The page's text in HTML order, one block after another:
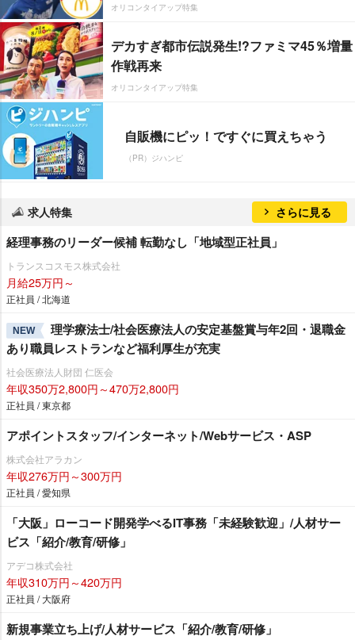
オリコンタイアップ特集
デカすぎ都市伝説発生!?ファミマ45％増量
作戦再来
オリコンタイアップ特集
自販機にピッ！ですぐに買えちゃう
（PR）ジハンピ
求人特集 さらに見る
経理事務のリーダー候補 転勤なし「地域型正社員」
トランスコスモス株式会社
月給25万円～
正社員 / 北海道
NEW
理学療法士/社会医療法人の安定基盤賞与年2回・退職金
あり職員レストランなど福利厚生が充実
社会医療法人財団 仁医会
年収350万2,800円～470万2,800円
正社員 / 東京都
アポイントスタッフ/インターネット/Webサービス・ASP
株式会社アラカン
年収276万円～300万円
正社員 / 愛知県
「大阪」ローコード開発学べるIT事務「未経験歓迎」/人材サー
ビス「紹介/教育/研修」
アデコ株式会社
年収310万円～420万円
正社員 / 大阪府
新規事業立ち上げ/人材サービス「紹介/教育/研修」